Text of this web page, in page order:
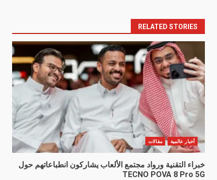
RELATED STORIES
أخبار عالمية مقالات
خبراء التقنية ورواد مجتمع الألعاب يشاركون انطباعاتهم حول
TECNO POVA 8 Pro 5G